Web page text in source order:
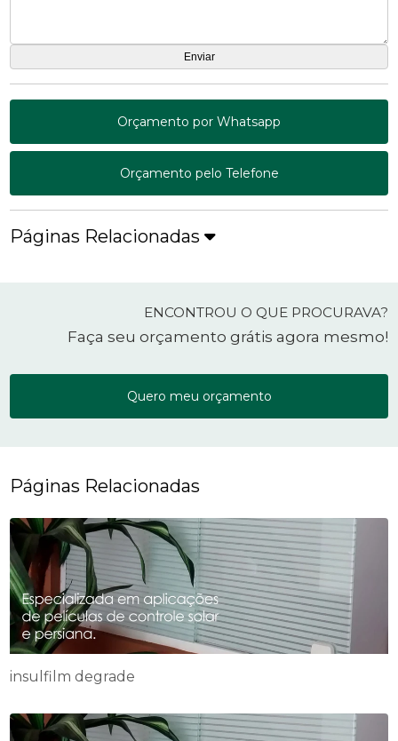
Orçamento por Whatsapp
Orçamento pelo Telefone
Páginas Relacionadas
ENCONTROU O QUE PROCURAVA?
Faça seu orçamento grátis agora mesmo!
Quero meu orçamento
Páginas Relacionadas
insulfilm degrade